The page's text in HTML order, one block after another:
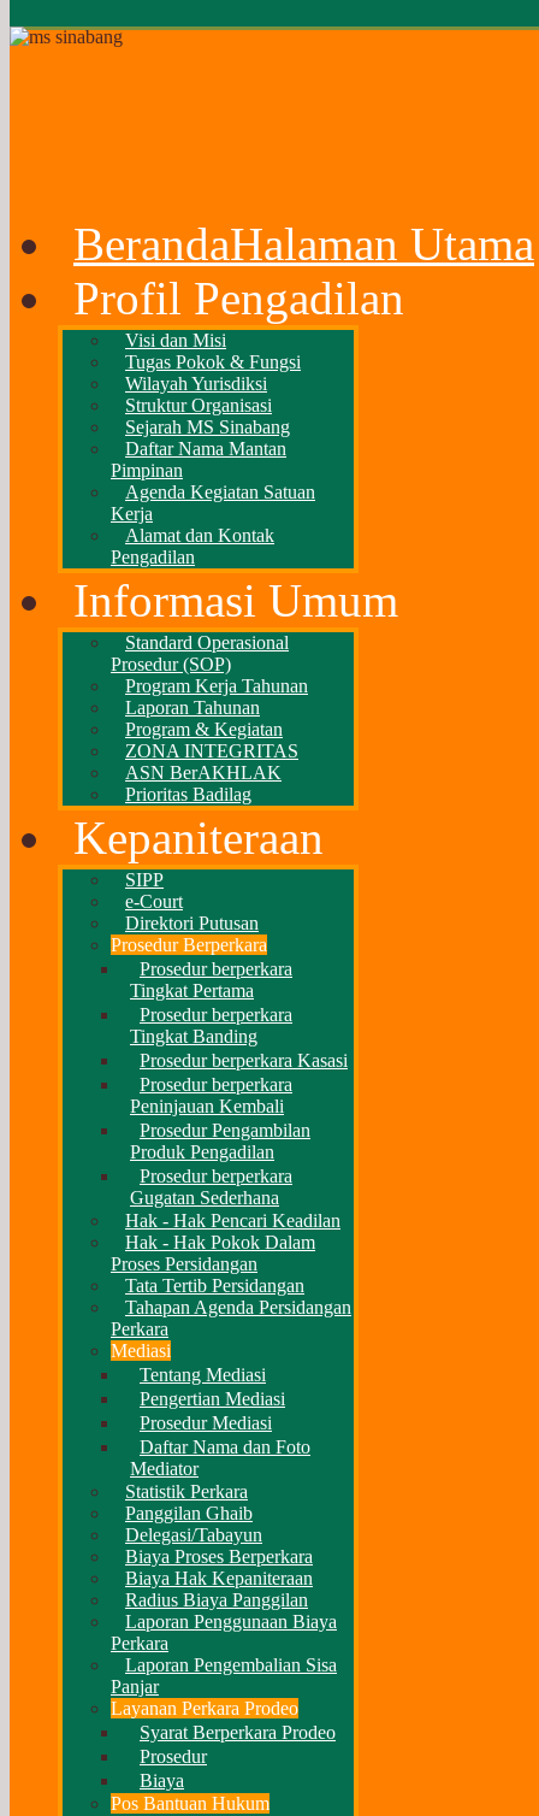
BerandaHalaman Utama
Profil Pengadilan
Visi dan Misi
Tugas Pokok & Fungsi
Wilayah Yurisdiksi
Struktur Organisasi
Sejarah MS Sinabang
Daftar Nama Mantan
Pimpinan
Agenda Kegiatan Satuan
Kerja
Alamat dan Kontak
Pengadilan
Informasi Umum
Standard Operasional
Prosedur (SOP)
Program Kerja Tahunan
Laporan Tahunan
Program & Kegiatan
ZONA INTEGRITAS
ASN BerAKHLAK
Prioritas Badilag
Kepaniteraan
SIPP
e-Court
Direktori Putusan
Prosedur Berperkara
Prosedur berperkara
Tingkat Pertama
Prosedur berperkara
Tingkat Banding
Prosedur berperkara Kasasi
Prosedur berperkara
Peninjauan Kembali
Prosedur Pengambilan
Produk Pengadilan
Prosedur berperkara
Gugatan Sederhana
Hak - Hak Pencari Keadilan
Hak - Hak Pokok Dalam
Proses Persidangan
Tata Tertib Persidangan
Tahapan Agenda Persidangan
Perkara
Mediasi
Tentang Mediasi
Pengertian Mediasi
Prosedur Mediasi
Daftar Nama dan Foto
Mediator
Statistik Perkara
Panggilan Ghaib
Delegasi/Tabayun
Biaya Proses Berperkara
Biaya Hak Kepaniteraan
Radius Biaya Panggilan
Laporan Penggunaan Biaya
Perkara
Laporan Pengembalian Sisa
Panjar
Layanan Perkara Prodeo
Syarat Berperkara Prodeo
Prosedur
Biaya
Pos Bantuan Hukum